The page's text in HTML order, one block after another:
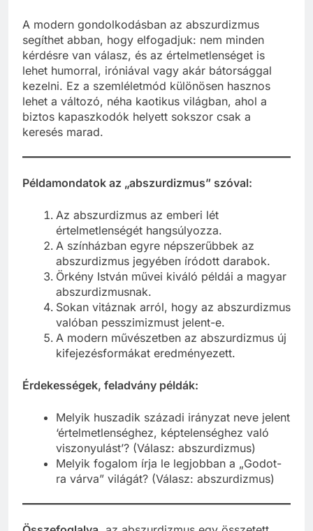
A modern gondolkodásban az abszurdizmus
segíthet abban, hogy elfogadjuk: nem minden
kérdésre van válasz, és az értelmetlenséget is
lehet humorral, iróniával vagy akár bátorsággal
kezelni. Ez a szemléletmód különösen hasznos
lehet a változó, néha kaotikus világban, ahol a
biztos kapaszkodók helyett sokszor csak a
keresés marad.
Példamondatok az „abszurdizmus” szóval:
Az abszurdizmus az emberi lét
értelmetlenségét hangsúlyozza.
A színházban egyre népszerűbbek az
abszurdizmus jegyében íródott darabok.
Örkény István művei kiváló példái a magyar
abszurdizmusnak.
Sokan vitáznak arról, hogy az abszurdizmus
valóban pesszimizmust jelent-e.
A modern művészetben az abszurdizmus új
kifejezésformákat eredményezett.
Érdekességek, feladvány példák:
Melyik huszadik századi irányzat neve jelent
‘értelmetlenséghez, képtelenséghez való
viszonyulást’? (Válasz: abszurdizmus)
Melyik fogalom írja le legjobban a „Godot-
ra várva” világát? (Válasz: abszurdizmus)